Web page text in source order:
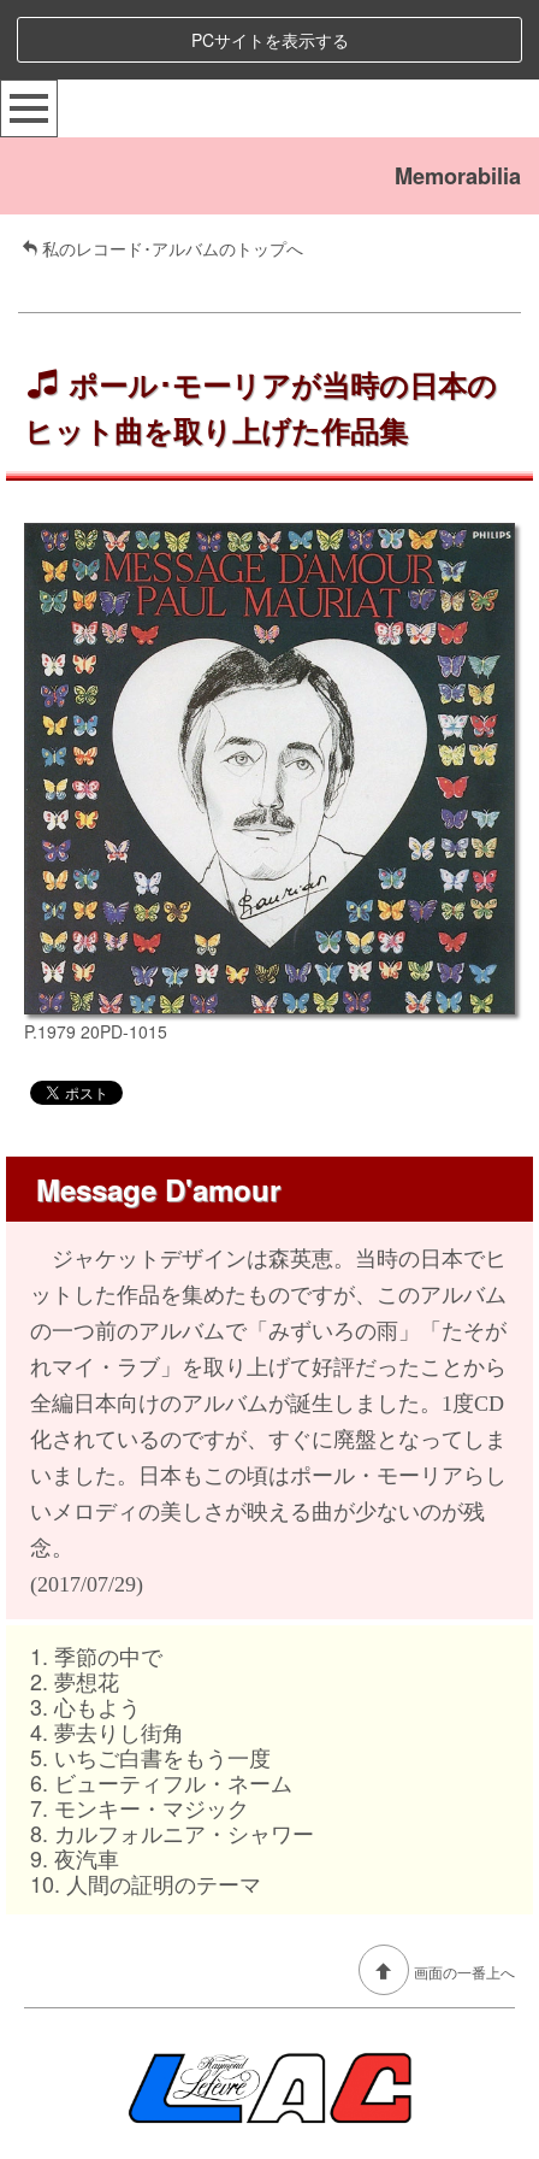
PCサイトを表示する
Memorabilia
私のレコード･アルバムのトップへ
ポール･モーリアが当時の日本の
ヒット曲を取り上げた作品集
P.1979 20PD-1015
Message D'amour
ジャケットデザインは森英恵。当時の日本でヒ
ットした作品を集めたものですが、このアルバム
の一つ前のアルバムで「みずいろの雨」「たそが
れマイ・ラブ」を取り上げて好評だったことから
全編日本向けのアルバムが誕生しました。1度CD
化されているのですが、すぐに廃盤となってしま
いました。日本もこの頃はポール・モーリアらし
いメロディの美しさが映える曲が少ないのが残
念。
(2017/07/29)
1. 季節の中で
2. 夢想花
3. 心もよう
4. 夢去りし街角
5. いちご白書をもう一度
6. ビューティフル・ネーム
7. モンキー・マジック
8. カルフォルニア・シャワー
9. 夜汽車
10. 人間の証明のテーマ
画面の一番上へ